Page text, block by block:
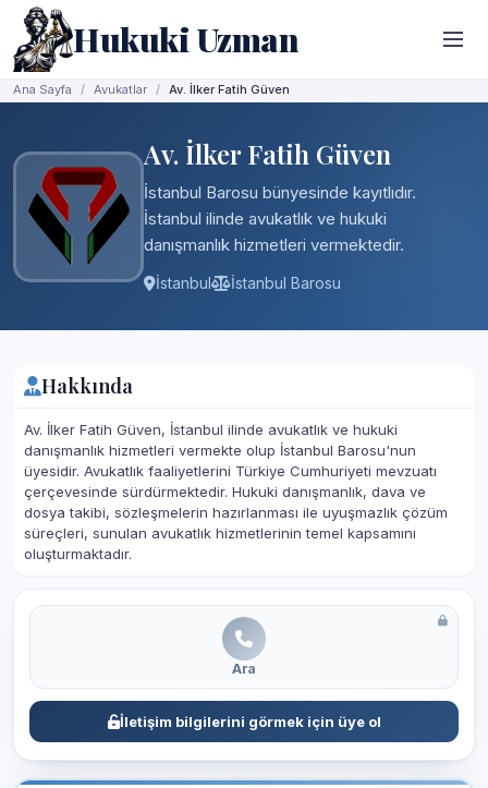
Hukuki Uzman
Ana Sayfa Avukatlar Av. İlker Fatih Güven
Av. İlker Fatih Güven
İstanbul Barosu bünyesinde kayıtlıdır.
İstanbul ilinde avukatlık ve hukuki
danışmanlık hizmetleri vermektedir.
İstanbul İstanbul Barosu
Hakkında
Av. İlker Fatih Güven, İstanbul ilinde avukatlık ve hukuki
danışmanlık hizmetleri vermekte olup İstanbul Barosu'nun
üyesidir. Avukatlık faaliyetlerini Türkiye Cumhuriyeti mevzuatı
çerçevesinde sürdürmektedir. Hukuki danışmanlık, dava ve
dosya takibi, sözleşmelerin hazırlanması ile uyuşmazlık çözüm
süreçleri, sunulan avukatlık hizmetlerinin temel kapsamını
oluşturmaktadır.
Ara
İletişim bilgilerini görmek için üye ol